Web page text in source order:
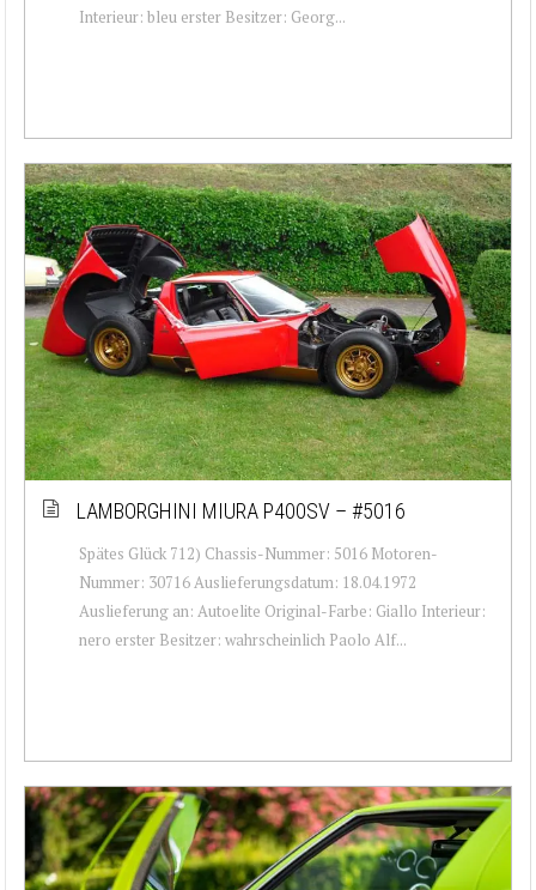
Interieur: bleu erster Besitzer: Georg...
LAMBORGHINI MIURA P400SV – #5016
Spätes Glück 712) Chassis-Nummer: 5016 Motoren-
Nummer: 30716 Auslieferungsdatum: 18.04.1972
Auslieferung an: Autoelite Original-Farbe: Giallo Interieur:
nero erster Besitzer: wahrscheinlich Paolo Alf...